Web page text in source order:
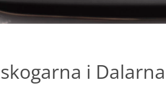
i Dalarna